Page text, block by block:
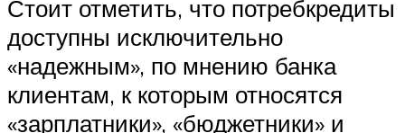
Стоит отметить, что потребкредиты
доступны исключительно
«надежным», по мнению банка
клиентам, к которым относятся
«зарплатники», «бюджетники» и